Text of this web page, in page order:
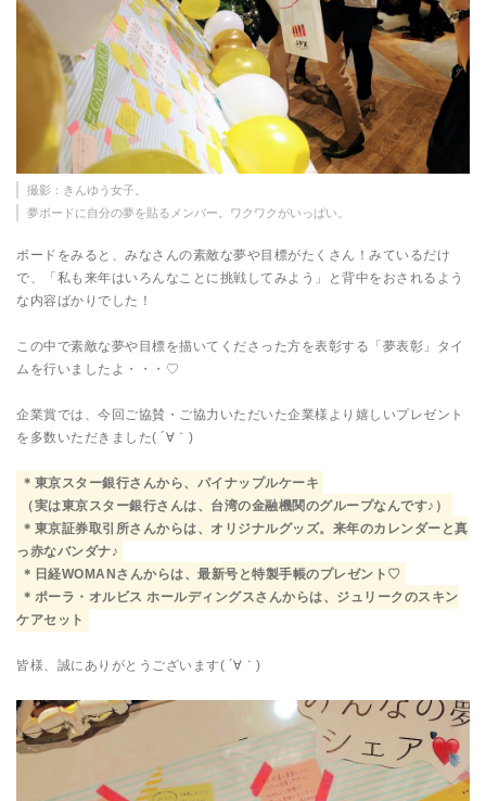
撮影：きんゆう女子。
夢ボードに自分の夢を貼るメンバー。ワクワクがいっぱい。
ボードをみると、みなさんの素敵な夢や目標がたくさん！みているだけ
で、「私も来年はいろんなことに挑戦してみよう」と背中をおされるよう
な内容ばかりでした！
この中で素敵な夢や目標を描いてくださった方を表彰する「夢表彰」タイ
ムを行いましたよ・・・♡
企業賞では、今回ご協賛・ご協力いただいた企業様より嬉しいプレゼント
を多数いただきました( ´∀｀)
＊東京スター銀行さんから、パイナップルケーキ
（実は東京スター銀行さんは、台湾の金融機関のグループなんです♪）
＊東京証券取引所さんからは、オリジナルグッズ。来年のカレンダーと真
っ赤なバンダナ♪
＊日経WOMANさんからは、最新号と特製手帳のプレゼント♡
＊ポーラ・オルビス ホールディングスさんからは、ジュリークのスキン
ケアセット
皆様、誠にありがとうございます( ´∀｀)